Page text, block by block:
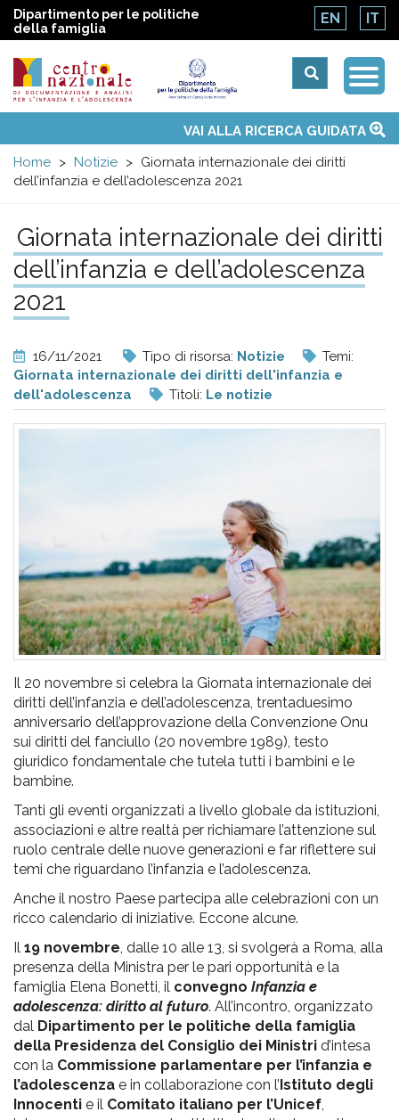
Dipartimento per le politiche
della famiglia
EN IT
Centro
nazionale
di
Documentazione
e
analisi
pr
l'adolescenza
menu
Temi
Attività
Convenzione ONUVAI ALLA RICERCA GUIDATA
Home
Notizie
Giornata internazionale dei diritti
dell’infanzia e dell’adolescenza 2021
Giornata internazionale dei diritti
dell’infanzia e dell’adolescenza
2021
16/11/2021 Tipo di risorsa: Notizie
Temi:
Giornata internazionale dei diritti dell'infanzia e
dell'adolescenza
Titoli: Le notizie
Il 20 novembre si celebra la Giornata internazionale dei
diritti dell’infanzia e dell’adolescenza, trentaduesimo
anniversario dell’approvazione della Convenzione Onu
sui diritti del fanciullo (20 novembre 1989), testo
giuridico fondamentale che tutela tutti i bambini e le
bambine.
Tanti gli eventi organizzati a livello globale da istituzioni,
associazioni e altre realtà per richiamare l’attenzione sul
ruolo centrale delle nuove generazioni e far riflettere sui
temi che riguardano l’infanzia e l’adolescenza.
Anche il nostro Paese partecipa alle celebrazioni con un
ricco calendario di iniziative. Eccone alcune.
Il 19 novembre , dalle 10 alle 13, si svolgerà a Roma, alla
presenza della Ministra per le pari opportunità e la
famiglia Elena Bonetti, il convegno Infanzia e
adolescenza: diritto al futuro. All’incontro, organizzato
dal Dipartimento per le politiche della famiglia
della Presidenza del Consiglio dei Ministri d’intesa
con la Commissione parlamentare per l’infanzia e
l’adolescenza e in collaborazione con l’Istituto degli
Innocenti e il Comitato italiano per l’Unicef